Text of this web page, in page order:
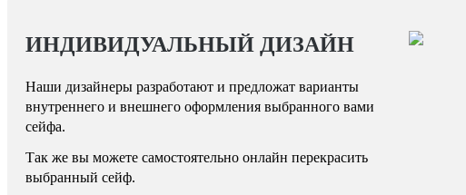
ИНДИВИДУАЛЬНЫЙ ДИЗАЙН
Наши дизайнеры разработают и предложат варианты
внутреннего и внешнего оформления выбранного вами
сейфа.
Так же вы можете самостоятельно онлайн перекрасить
выбранный сейф.